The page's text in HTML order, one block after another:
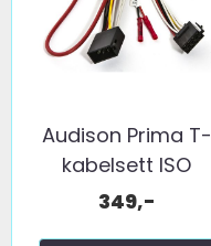
Audison Prima T-
kabelsett ISO
349,-